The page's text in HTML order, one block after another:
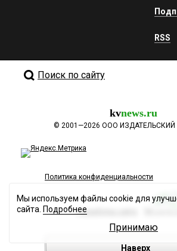
RSS
Поиск по сайту
kvnews.ru
© 2001—2026 ООО ИЗДАТЕЛЬСКИЙ
Политика конфиденциальности
Разработка сайта
Наверх
Мы используем файлы cookie для
сайта. Подробнее
Принимаю